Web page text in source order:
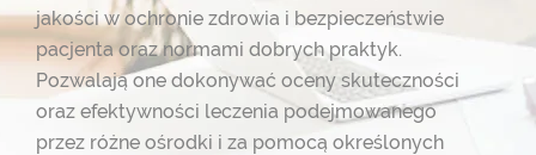
jakości w ochronie zdrowia i bezpieczeństwie
pacjenta oraz normami dobrych praktyk.
Pozwalają one dokonywać oceny skuteczności
oraz efektywności leczenia podejmowanego
przez różne ośrodki i za pomocą określonych